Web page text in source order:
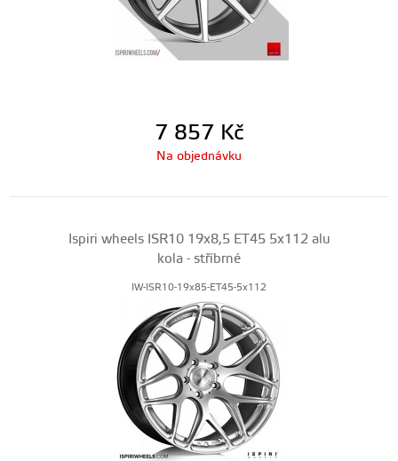
7 857 Kč
Na objednávku
Ispiri wheels ISR10 19x8,5 ET45 5x112 alu
kola - stříbrné
IW-ISR10-19x85-ET45-5x112